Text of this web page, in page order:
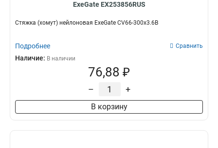
ExeGate EX253856RUS
Стяжка (хомут) нейлоновая ExeGate CV66-300x3.6B
Подробнее Сравнить
Наличие: В наличии
76,88 ₽
– +
В корзину